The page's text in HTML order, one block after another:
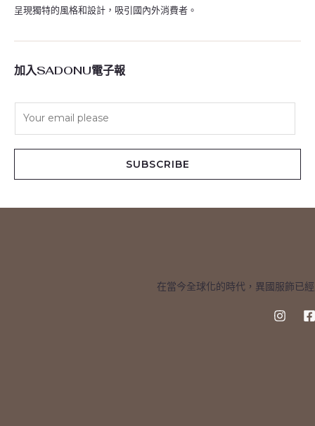
呈現獨特的風格和設計，吸引國內外消費者。
加入SADONU電子報
SUBSCRIBE
在當今全球化的時代，異國服飾已